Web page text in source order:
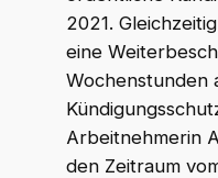
2021.
eine
Wochenstunden
Arbeitnehmerin
den Zeitraum